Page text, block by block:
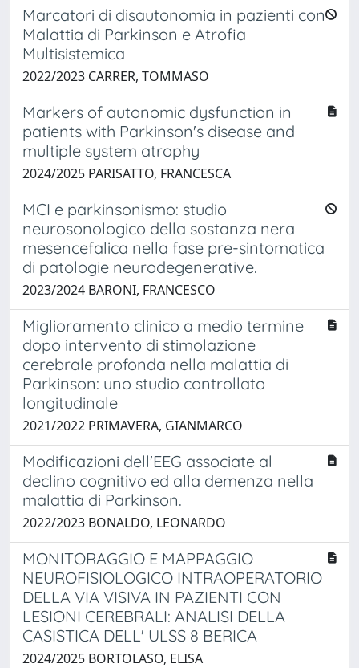
Marcatori di disautonomia in pazienti con
Malattia di Parkinson e Atrofia
Multisistemica
2022/2023 CARRER, TOMMASO
Markers of autonomic dysfunction in
patients with Parkinson's disease and
multiple system atrophy
2024/2025 PARISATTO, FRANCESCA
MCI e parkinsonismo: studio
neurosonologico della sostanza nera
mesencefalica nella fase pre-sintomatica
di patologie neurodegenerative.
2023/2024 BARONI, FRANCESCO
Miglioramento clinico a medio termine
dopo intervento di stimolazione
cerebrale profonda nella malattia di
Parkinson: uno studio controllato
longitudinale
2021/2022 PRIMAVERA, GIANMARCO
Modificazioni dell'EEG associate al
declino cognitivo ed alla demenza nella
malattia di Parkinson.
2022/2023 BONALDO, LEONARDO
MONITORAGGIO E MAPPAGGIO
NEUROFISIOLOGICO INTRAOPERATORIO
DELLA VIA VISIVA IN PAZIENTI CON
LESIONI CEREBRALI: ANALISI DELLA
CASISTICA DELL' ULSS 8 BERICA
2024/2025 BORTOLASO, ELISA